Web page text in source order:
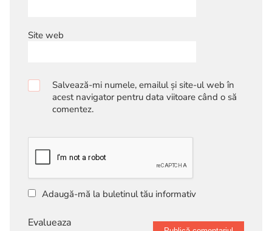
Site web
Salvează-mi numele, emailul și site-ul web în
acest navigator pentru data viitoare când o să
comentez.
Adaugă-mă la buletinul tău informativ
Evalueaza